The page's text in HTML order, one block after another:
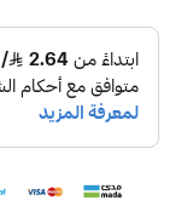
إرشادات
اضغط برفق
من اختراق
انتظر لحظة
قد يكون
الداكنة أو